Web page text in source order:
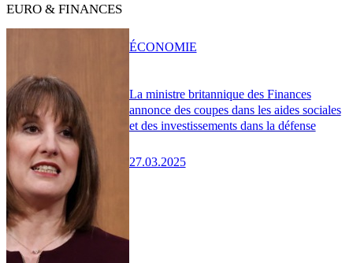
EURO & FINANCES
La ministre britannique des Finances
annonce des coupes dans les aides sociales
et des investissements dans la défense
27.03.2025
ÉCONOMIE